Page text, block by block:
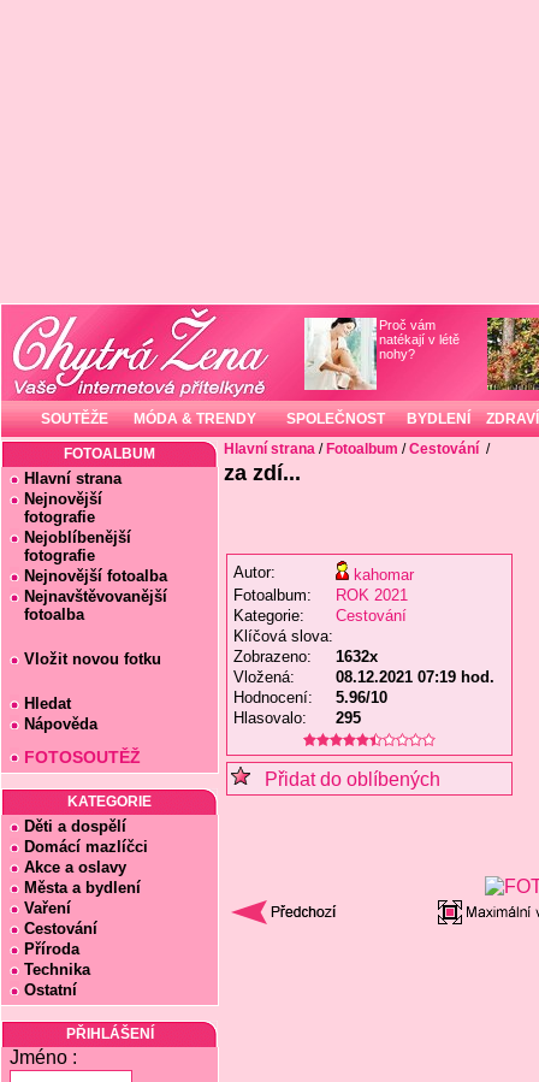
Proč vám
natékají v létě
nohy?
SOUTĚŽE MÓDA & TRENDY SPOLEČNOST BYDLENÍ ZDRAVÍ
FOTOALBUM
Hlavní strana
Nejnovější
fotografie
Nejoblíbenější
fotografie
Nejnovější fotoalba
Nejnavštěvovanější
fotoalba
Vložit novou fotku
Hledat
Nápověda
FOTOSOUTĚŽ
KATEGORIE
Děti a dospělí
Domácí mazlíčci
Akce a oslavy
Města a bydlení
Vaření
Cestování
Příroda
Technika
Ostatní
PŘIHLÁŠENÍ
Jméno :
Hlavní strana / Fotoalbum /Cestování /
za zdí...
Autor:
kahomar
Fotoalbum:
ROK 2021
Kategorie:
Cestování
Klíčová slova:
Zobrazeno:
1632x
Vložená:
08.12.2021 07:19 hod.
Hodnocení:
5.96/10
Hlasovalo:
295
Přidat do oblíbených